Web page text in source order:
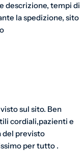
descrizione, tempi di
la spedizione, sito
sul sito. Ben
cordiali,pazienti e
del previsto
per tutto .